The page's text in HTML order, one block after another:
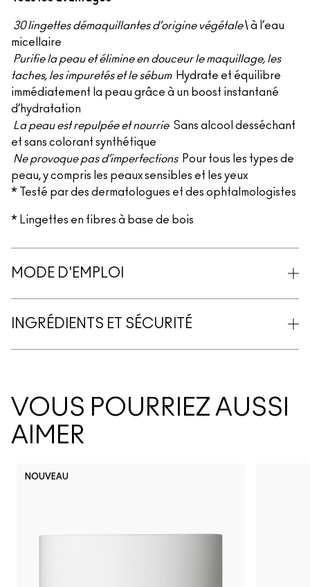
30 lingettes démaquillantes d’origine végétale\ à l’eau
micellaire
Purifie la peau et élimine en douceur le maquillage, les
taches, les impuretés et le sébum Hydrate et équilibre
immédiatement la peau grâce à un boost instantané
d’hydratation
La peau est repulpée et nourrie Sans alcool desséchant
et sans colorant synthétique
Ne provoque pas d’imperfections Pour tous les types de
peau, y compris les peaux sensibles et les yeux
* Testé par des dermatologues et des ophtalmologistes
* Lingettes en fibres à base de bois
MODE D'EMPLOI
INGRÉDIENTS ET SÉCURITÉ
VOUS POURRIEZ AUSSI
AIMER
NOUVEAU